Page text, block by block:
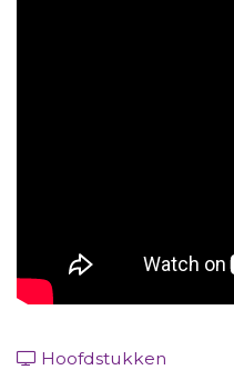
Hoofdstukken